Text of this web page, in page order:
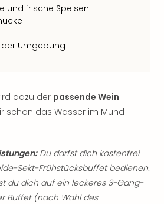
und frische Speisen
Umgebung
dazu der passende Wein
schon das Wasser im Mund
Du darfst dich kostenfrei
Sekt-Frühstücksbuffet bedienen.
du dich auf ein leckeres 3-Gang-
Buffet (nach Wahl des